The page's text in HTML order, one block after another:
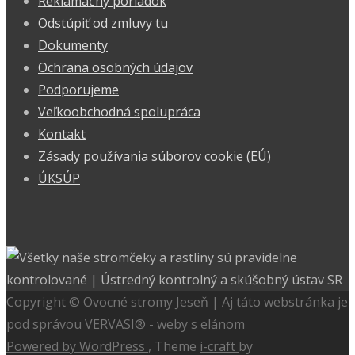
Odstúpiť od zmluvy tu
Dokumenty
Ochrana osobných údajov
Podporujeme
Veľkoobchodná spolupráca
Kontakt
Zásady používania súborov cookie (EÚ)
ÚKSÚP
Copyright © Ovocné stromy Jeseň | Aj táto webstránka je
pod správou VERVASI® - weby s elánom
Powered by WordPress , Theme i-craft by